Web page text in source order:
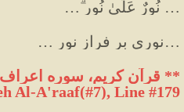
… نُورٌ عَلَىٰ نُورٍ ۗ…
…نورى بر فراز نور …
** قرآن کریم، سوره اعراف
Al-A'raaf(#7), Line #179